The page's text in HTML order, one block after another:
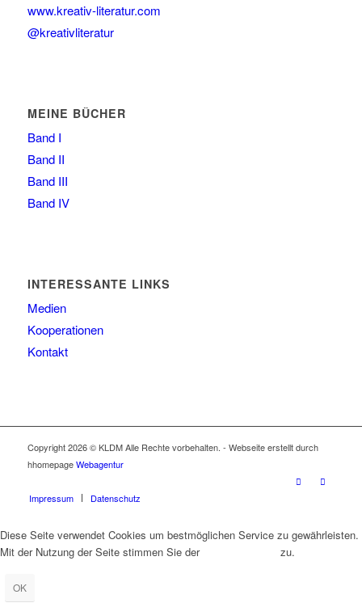
www.kreativ-literatur.com
@kreativliteratur
MEINE BÜCHER
Band I
Band II
Band III
Band IV
INTERESSANTE LINKS
Medien
Kooperationen
Kontakt
Copyright 2026 © KLDM Alle Rechte vorbehalten. - Webseite erstellt durch
hhomepageWebagentur
Impressum Datenschutz
Diese Seite verwendet Cookies um bestmöglichen Service zu gewährleisten.
Mit der Nutzung der Seite stimmen Sie der
zu.
OK